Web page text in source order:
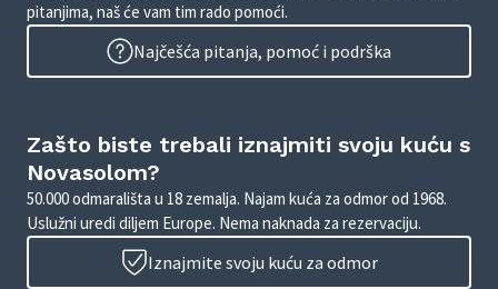
pitanjima, naš će vam tim rado pomoći.
Najčešća pitanja, pomoć i podrška
Zašto biste trebali iznajmiti svoju kuću s
Novasolom?
50.000 odmarališta u 18 zemalja. Najam kuća za odmor od 1968.
Uslužni uredi diljem Europe. Nema naknada za rezervaciju.
Iznajmite svoju kuću za odmor